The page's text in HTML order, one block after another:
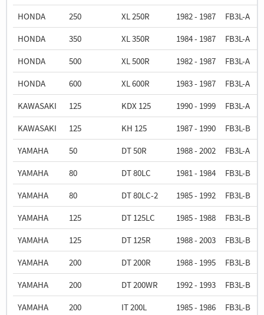
HONDA
250 XL 250R 1982 - 1987
FB3L-A
HONDA
350 XL 350R 1984 - 1987
FB3L-A
HONDA
500 XL 500R 1982 - 1987
FB3L-A
HONDA
600 XL 600R 1983 - 1987
FB3L-A
KAWASAKI
125 KDX 125 1990 - 1999
FB3L-A
KAWASAKI
125 KH 125 1987 - 1990
FB3L-B
YAMAHA
50 DT 50R 1988 - 2002
FB3L-A
YAMAHA
80 DT 80LC 1981 - 1984
FB3L-B
YAMAHA
80 DT 80LC-2 1985 - 1992
FB3L-B
YAMAHA
125 DT 125LC 1985 - 1988
FB3L-B
YAMAHA
125 DT 125R 1988 - 2003
FB3L-B
YAMAHA
200 DT 200R 1988 - 1995
FB3L-B
YAMAHA
200 DT 200WR 1992 - 1993
FB3L-B
YAMAHA
200 IT 200L 1985 - 1986
FB3L-B